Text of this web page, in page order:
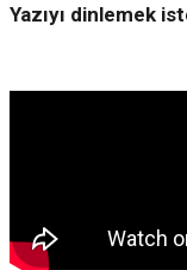
Yazıyı dinlemek